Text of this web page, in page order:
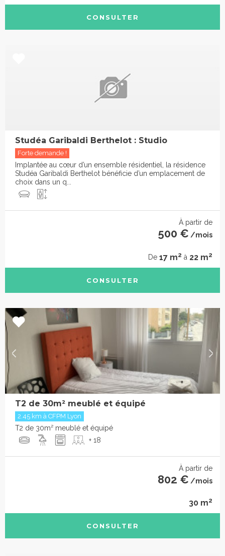
CONSULTER
Studéa Garibaldi Berthelot : Studio
Forte demande !
Implantée au cœur d’un ensemble résidentiel, la résidence
Studéa Garibaldi Berthelot bénéficie d’un emplacement de
choix dans un q...
À partir de
500 € /mois
De 17 m2 à 22 m2
CONSULTER
T2 de 30m² meublé et équipé
2.45 km à CFPM Lyon
T2 de 30m² meublé et équipé
+ 18
À partir de
802 € /mois
30 m2
CONSULTER